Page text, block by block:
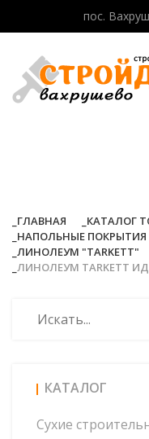
пос.
ГЛАВНАЯ
КАТАЛОГ
НАПОЛЬНЫЕ ПОКРЫТИЯ
ЛИНОЛЕУМ "TARKETT"
ЛИНОЛЕУМ TARKETT
КАТАЛОГ
Сухие